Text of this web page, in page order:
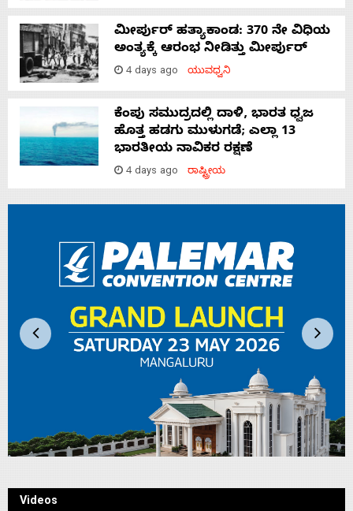
ಮೀರ್ಪುರ್ ಹತ್ಯಾಕಾಂಡ: 370 ನೇ ವಿಧಿಯ
ಅಂತ್ಯಕ್ಕೆ ಆರಂಭ ನೀಡಿತ್ತು ಮೀರ್ಪುರ್
4 days ago ಯುವಧ್ವನಿ
ಕೆಂಪು ಸಮುದ್ರದಲ್ಲಿ ದಾಳಿ, ಭಾರತ ಧ್ವಜ
ಹೊತ್ತ ಹಡಗು ಮುಳುಗಡೆ; ಎಲ್ಲಾ 13
ಭಾರತೀಯ ನಾವಿಕರ ರಕ್ಷಣೆ
4 days ago ರಾಷ್ಟ್ರೀಯ
Videos